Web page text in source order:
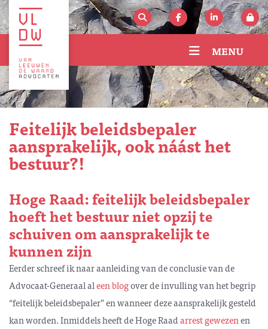
MENU
Feitelijk beleidsbepaler
aansprakelijk, ook náást het
bestuur?!
Hoge Raad: feitelijk beleidsbepaler
hoeft het bestuur niet opzij te
schuiven om aansprakelijk te
kunnen zijn
Eerder schreef ik naar aanleiding van de conclusie van de
Advocaat-Generaal aleen blogover de invulling van het begrip
“feitelijk beleidsbepaler” en wanneer deze aansprakelijk gesteld
kan worden. Inmiddels heeft de Hoge Raadarrest gewezenen